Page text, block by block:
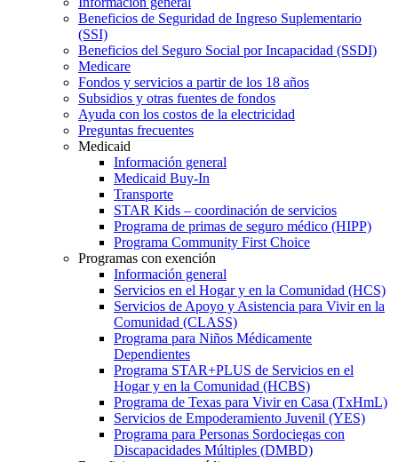
Beneficios de Seguridad de Ingreso Suplementario
(SSI)
Beneficios del Seguro Social por Incapacidad (SSDI)
Medicare
Fondos y servicios a partir de los 18 años
Subsidios y otras fuentes de fondos
Ayuda con los costos de la electricidad
Preguntas frecuentes
Medicaid
Información general
Medicaid Buy-In
Transporte
STAR Kids – coordinación de servicios
Programa de primas de seguro médico (HIPP)
Programa Community First Choice
Programas con exención
Información general
Servicios en el Hogar y en la Comunidad (HCS)
Servicios de Apoyo y Asistencia para Vivir en la
Comunidad (CLASS)
Programa para Niños Médicamente
Dependientes
Programa STAR+PLUS de Servicios en el
Hogar y en la Comunidad (HCBS)
Programa de Texas para Vivir en Casa (TxHmL)
Servicios de Empoderamiento Juvenil (YES)
Programa para Personas Sordociegas con
Discapacidades Múltiples (DMBD)